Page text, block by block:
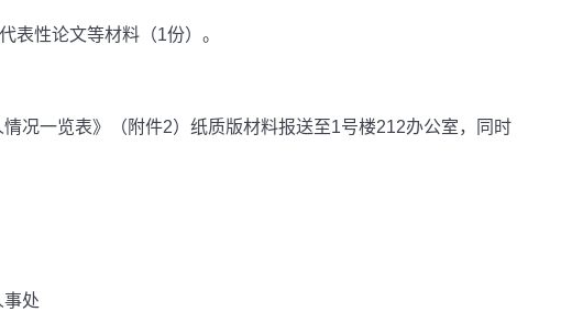
表性论文等材料（1份）。
况一览表》（附件2）纸质版材料报送至1号楼212办公室，同时